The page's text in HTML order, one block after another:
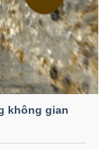
không gian